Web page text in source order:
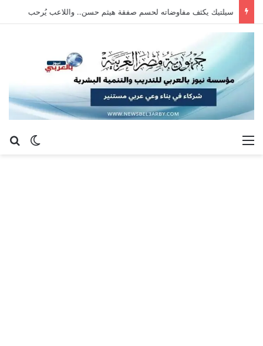
سيلتيك يكثف مفاوضاته لحسم صفقة هيثم حسن.. واللاعب يُرحب
الوضع القائمة